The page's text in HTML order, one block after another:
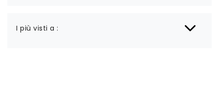
I più visti a :